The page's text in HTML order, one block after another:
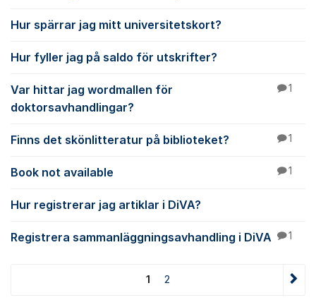
Hur spärrar jag mitt universitetskort?
Hur fyller jag på saldo för utskrifter?
Var hittar jag wordmallen för
doktorsavhandlingar?
1
Finns det skönlitteratur på biblioteket? 1
Book not available 1
Hur registrerar jag artiklar i DiVA?
Registrera sammanläggningsavhandling i DiVA 1
1 2